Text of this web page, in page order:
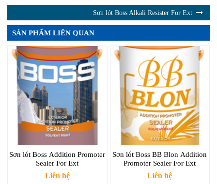
Sơn lót Boss Alkali Resister For Ext
SẢN PHẨM LIÊN QUAN
Sơn lót Boss Addition Promoter
Sealer For Ext
Liên hệ
Sơn lót Boss BB Blon Addition
Promoter Sealer For Ext
Liên hệ